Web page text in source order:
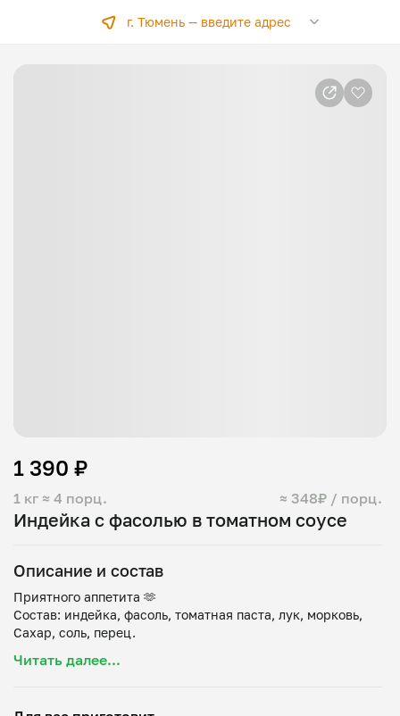
г. Тюмень — введите адрес
Индейка с фасолью в томатном соусе
1 кг ≈ 4 порц. ≈ 348₽ / порц.
1 390 ₽
Описание и состав
Приятного аппетита 🫶
Состав: индейка, фасоль, томатная паста, лук, морковь,
Читать далее...